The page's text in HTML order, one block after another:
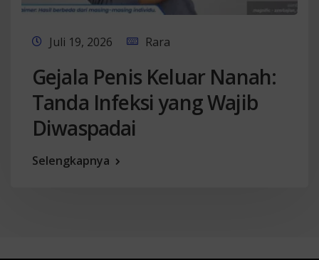
Juli 19, 2026 Rara
Gejala Penis Keluar Nanah:
Tanda Infeksi yang Wajib
Diwaspadai
Selengkapnya